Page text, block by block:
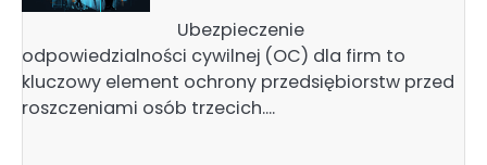
Ubezpieczenie
odpowiedzialności cywilnej (OC) dla firm to
kluczowy element ochrony przedsiębiorstw przed
roszczeniami osób trzecich.…